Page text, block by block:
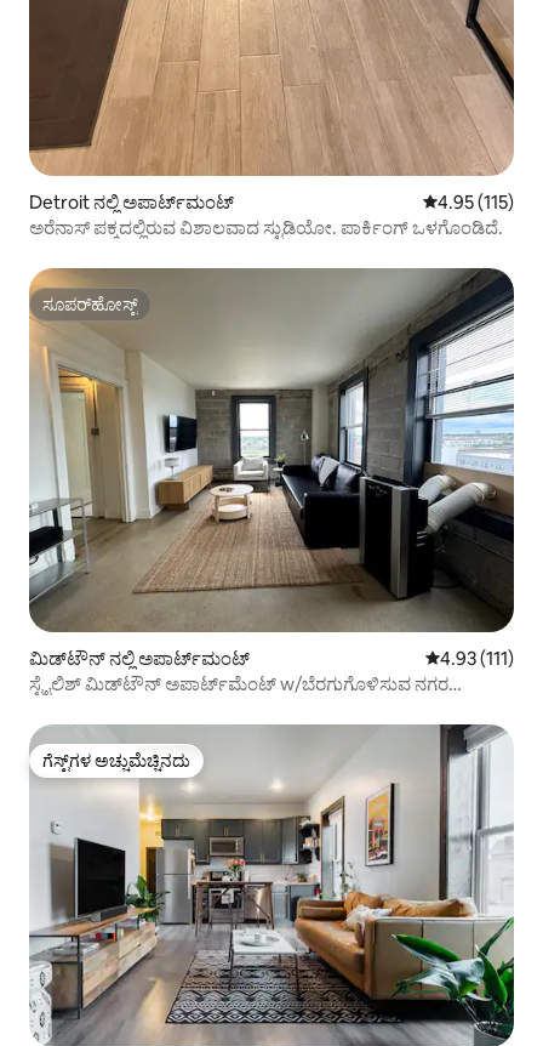
Detroit ನಲ್ಲಿ ಅಪಾರ್ಟ್‌ಮಂಟ್ 5 ರಲ್ಲಿ 4.95
4.95 (115)
ಅರೆನಾಸ್ ಪಕ್ಕದಲ್ಲಿರುವ ವಿಶಾಲವಾದ ಸ್ಟುಡಿಯೋ. ಪಾರ್ಕಿಂಗ್ ಒಳಗೊಂಡಿದೆ.
ಸೂಪರ್‌ಹೋಸ್ಟ್
ಸೂಪರ್‌ಹೋಸ್ಟ್
ಮಿಡ್‌ಟೌನ್ ನಲ್ಲಿ ಅಪಾರ್ಟ್‌ಮಂಟ್ 5 ರಲ್ಲಿ 4.93
4.93 (111)
ಸ್ಟೈಲಿಶ್ ಮಿಡ್‌ಟೌನ್ ಅಪಾರ್ಟ್‌ಮೆಂಟ್ w/ಬೆರಗುಗೊಳಿಸುವ ನಗರ
ಗೆಸ್ಟ್‌ಗಳ ಅಚ್ಚುಮೆಚ್ಚಿನದು
ಗೆಸ್ಟ್‌ಗಳ ಅಚ್ಚುಮೆಚ್ಚಿನದು